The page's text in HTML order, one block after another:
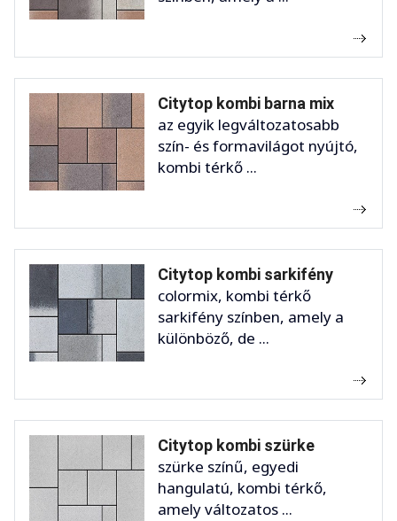
Citytop kombi barna mix
az egyik legváltozatosabb
szín- és formavilágot nyújtó,
kombi térkő ...
Citytop kombi sarkifény
colormix, kombi térkő
sarkifény színben, amely a
különböző, de ...
Citytop kombi szürke
szürke színű, egyedi
hangulatú, kombi térkő,
amely változatos ...